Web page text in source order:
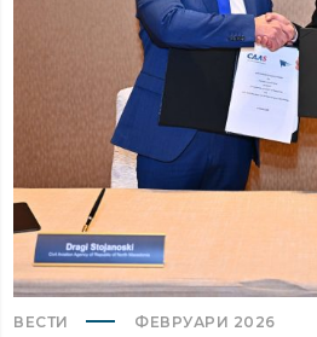
ВЕСТИ ФЕВРУАРИ 2026